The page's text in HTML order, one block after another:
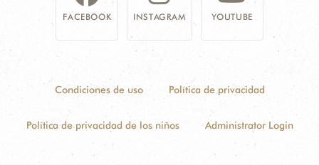
FACEBOOK INSTAGRAM YOUTUBE
Condiciones de uso Política de privacidad
Política de privacidad de los niños Administrator Login